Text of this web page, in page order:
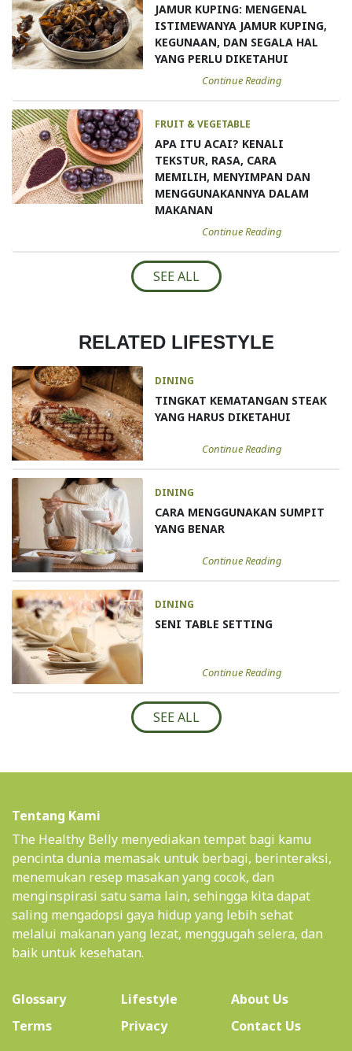
JAMUR KUPING: MENGENAL
ISTIMEWANYA JAMUR KUPING,
KEGUNAAN, DAN SEGALA HAL
YANG PERLU DIKETAHUI
Continue Reading
FRUIT & VEGETABLE
APA ITU ACAI? KENALI
TEKSTUR, RASA, CARA
MEMILIH, MENYIMPAN DAN
MENGGUNAKANNYA DALAM
MAKANAN
Continue Reading
SEE ALL
RELATED LIFESTYLE
DINING
TINGKAT KEMATANGAN STEAK
YANG HARUS DIKETAHUI
Continue Reading
DINING
CARA MENGGUNAKAN SUMPIT
YANG BENAR
Continue Reading
DINING
SENI TABLE SETTING
Continue Reading
SEE ALL
Tentang Kami
The Healthy Belly menyediakan tempat bagi kamu
pencinta dunia memasak untuk berbagi, berinteraksi,
menemukan resep masakan yang cocok, dan
menginspirasi satu sama lain, sehingga kita dapat
saling mengadopsi gaya hidup yang lebih sehat
melalui makanan yang lezat, menggugah selera, dan
baik untuk kesehatan.
Glossary Lifestyle About Us(current)
Terms
Privacy Contact Us